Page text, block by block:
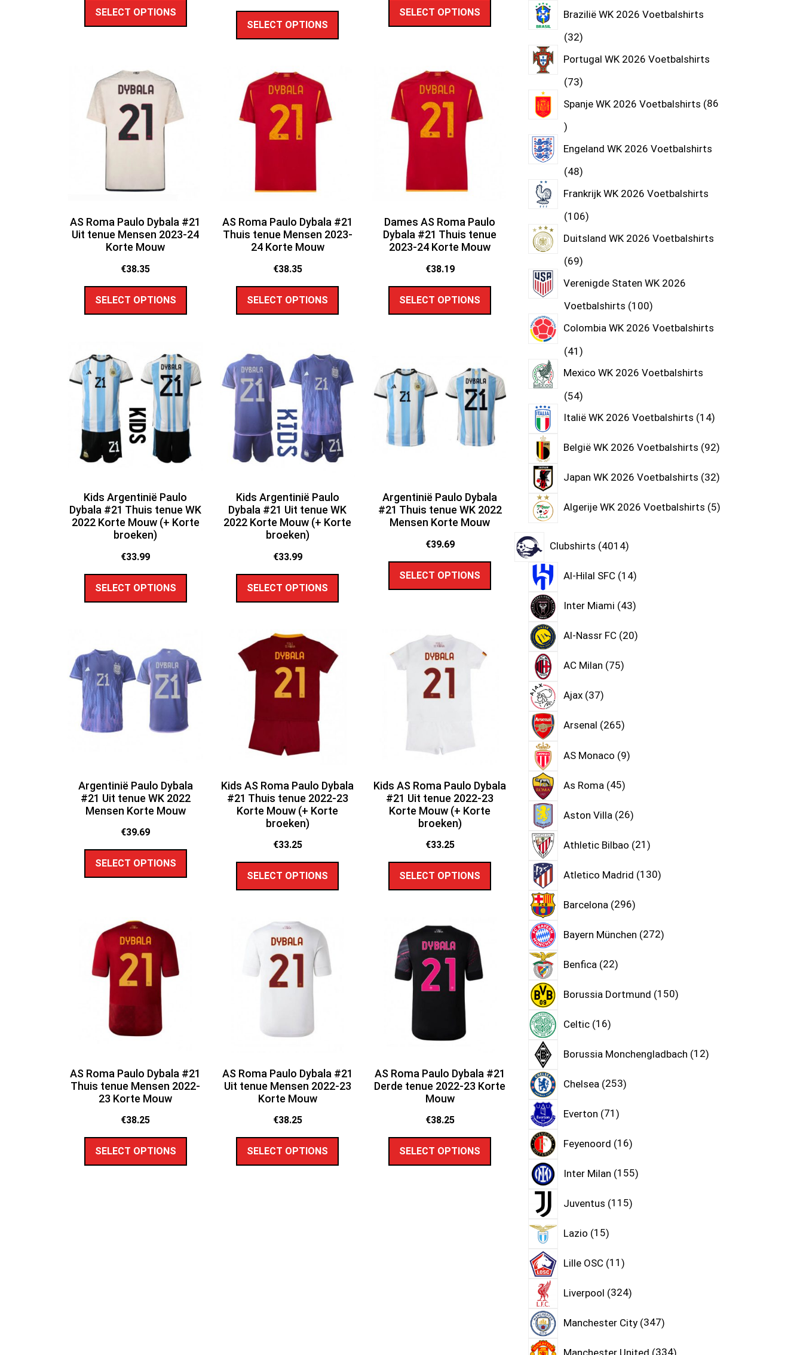
SELECT OPTIONS
SELECT OPTIONS
SELECT OPTIONS
AS Roma Paulo Dybala #21
Uit tenue Mensen 2023-24
Korte Mouw
€38.35
SELECT OPTIONS
AS Roma Paulo Dybala #21
Thuis tenue Mensen 2023-
24 Korte Mouw
€38.35
SELECT OPTIONS
Dames AS Roma Paulo
Dybala #21 Thuis tenue
2023-24 Korte Mouw
€38.19
SELECT OPTIONS
Kids Argentinië Paulo
Dybala #21 Thuis tenue WK
2022 Korte Mouw (+ Korte
broeken)
€33.99
SELECT OPTIONS
Kids Argentinië Paulo
Dybala #21 Uit tenue WK
2022 Korte Mouw (+ Korte
broeken)
€33.99
SELECT OPTIONS
Argentinië Paulo Dybala
#21 Thuis tenue WK 2022
Mensen Korte Mouw
€39.69
SELECT OPTIONS
Argentinië Paulo Dybala
#21 Uit tenue WK 2022
Mensen Korte Mouw
€39.69
SELECT OPTIONS
Kids AS Roma Paulo Dybala
#21 Thuis tenue 2022-23
Korte Mouw (+ Korte
broeken)
€33.25
SELECT OPTIONS
Kids AS Roma Paulo Dybala
#21 Uit tenue 2022-23
Korte Mouw (+ Korte
broeken)
€33.25
SELECT OPTIONS
AS Roma Paulo Dybala #21
Thuis tenue Mensen 2022-
23 Korte Mouw
€38.25
SELECT OPTIONS
AS Roma Paulo Dybala #21
Uit tenue Mensen 2022-23
Korte Mouw
€38.25
SELECT OPTIONS
AS Roma Paulo Dybala #21
Derde tenue 2022-23 Korte
Mouw
€38.25
SELECT OPTIONS
Brazilië WK 2026 Voetbalshirts
32
Portugal WK 2026 Voetbalshirts
73
Spanje WK 2026 Voetbalshirts 86
Engeland WK 2026 Voetbalshirts
48
Frankrijk WK 2026 Voetbalshirts
106
Duitsland WK 2026 Voetbalshirts
69
Verenigde Staten WK 2026
Voetbalshirts 100
Colombia WK 2026 Voetbalshirts
41
Mexico WK 2026 Voetbalshirts
54
Italië WK 2026 Voetbalshirts 14
België WK 2026 Voetbalshirts 92
Japan WK 2026 Voetbalshirts 32
Algerije WK 2026 Voetbalshirts 5
Clubshirts 4014
Al-Hilal SFC 14
Inter Miami 43
Al-Nassr FC 20
AC Milan 75
Ajax 37
Arsenal 265
AS Monaco 9
As Roma 45
Aston Villa 26
Athletic Bilbao 21
Atletico Madrid 130
Barcelona 296
Bayern München 272
Benfica 22
Borussia Dortmund 150
Celtic 16
Borussia Monchengladbach 12
Chelsea 253
Everton 71
Feyenoord 16
Inter Milan 155
Juventus 115
Lazio 15
Lille OSC 11
Liverpool 324
Manchester City 347
Manchester United 334